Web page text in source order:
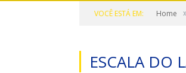
VOCÊ ESTÁ EM: Home
ESCALA DO